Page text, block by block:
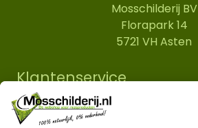
Mosschilderij BV
Florapark 14
5721 VH Asten
Klantenservice
Informatie